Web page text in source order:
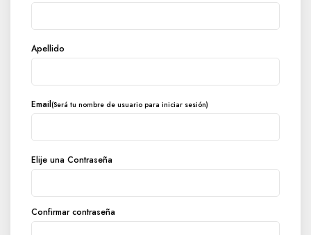
Apellido
Email(Será tu nombre de usuario para iniciar sesión)
Elije una Contraseña
Confirmar contraseña